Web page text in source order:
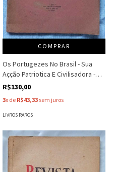
COMPRAR
Os Portugezes No Brasil - Sua
Açção Patriotica E Civilisadora -
Eugenio Egas
R$130,00
3x de R$43,33 sem juros
LIVROS RAROS